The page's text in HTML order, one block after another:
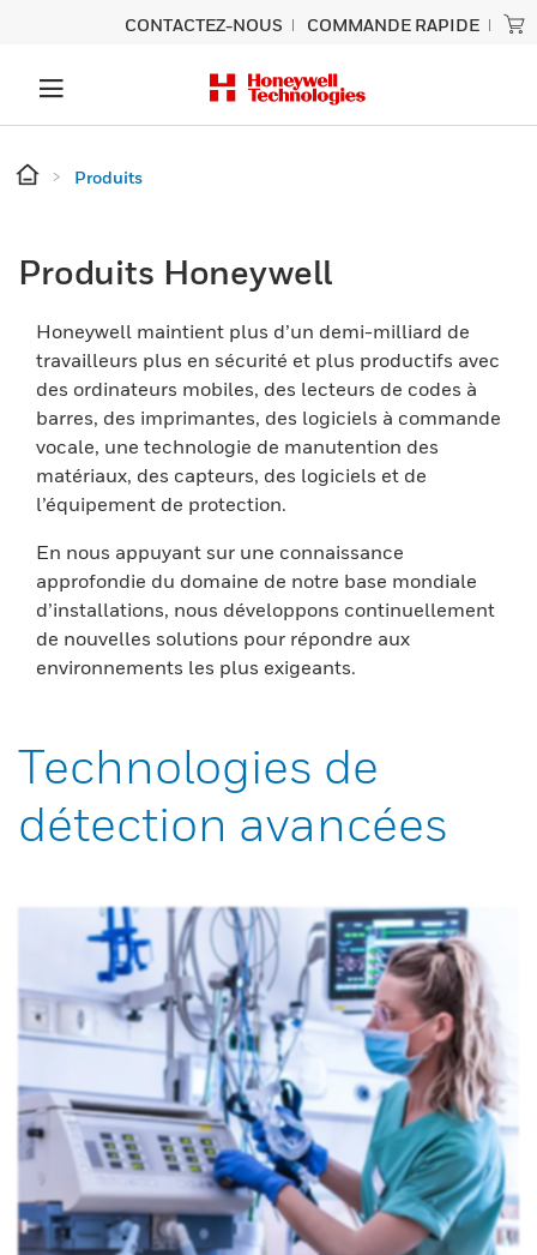
CONTACTEZ-NOUS COMMANDE RAPIDE
Produits
Produits Honeywell
Honeywell maintient plus d’un demi-milliard de
travailleurs plus en sécurité et plus productifs avec
des ordinateurs mobiles, des lecteurs de codes à
barres, des imprimantes, des logiciels à commande
vocale, une technologie de manutention des
matériaux, des capteurs, des logiciels et de
l’équipement de protection.
En nous appuyant sur une connaissance
approfondie du domaine de notre base mondiale
d’installations, nous développons continuellement
de nouvelles solutions pour répondre aux
environnements les plus exigeants.
Technologies de
détection avancées